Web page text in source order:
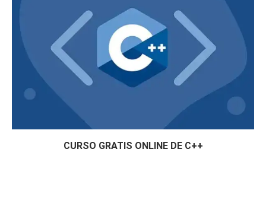
CURSO GRATIS ONLINE DE C++